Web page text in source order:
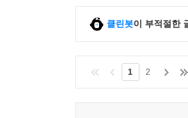
클린봇이 부적절한
1 2